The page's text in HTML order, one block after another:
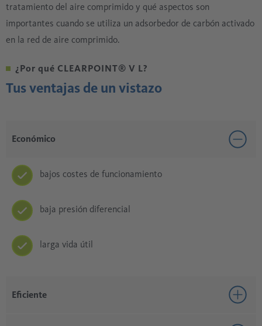
tratamiento del aire comprimido y qué aspectos son
importantes cuando se utiliza un adsorbedor de carbón activado
en la red de aire comprimido.
¿Por qué CLEARPOINT® V L?
Tus ventajas de un vistazo
Económico
bajos costes de funcionamiento
baja presión diferencial
larga vida útil
Eficiente